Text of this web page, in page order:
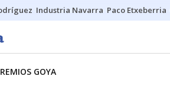
Industria Navarra Paco Etxeberria
GOYA